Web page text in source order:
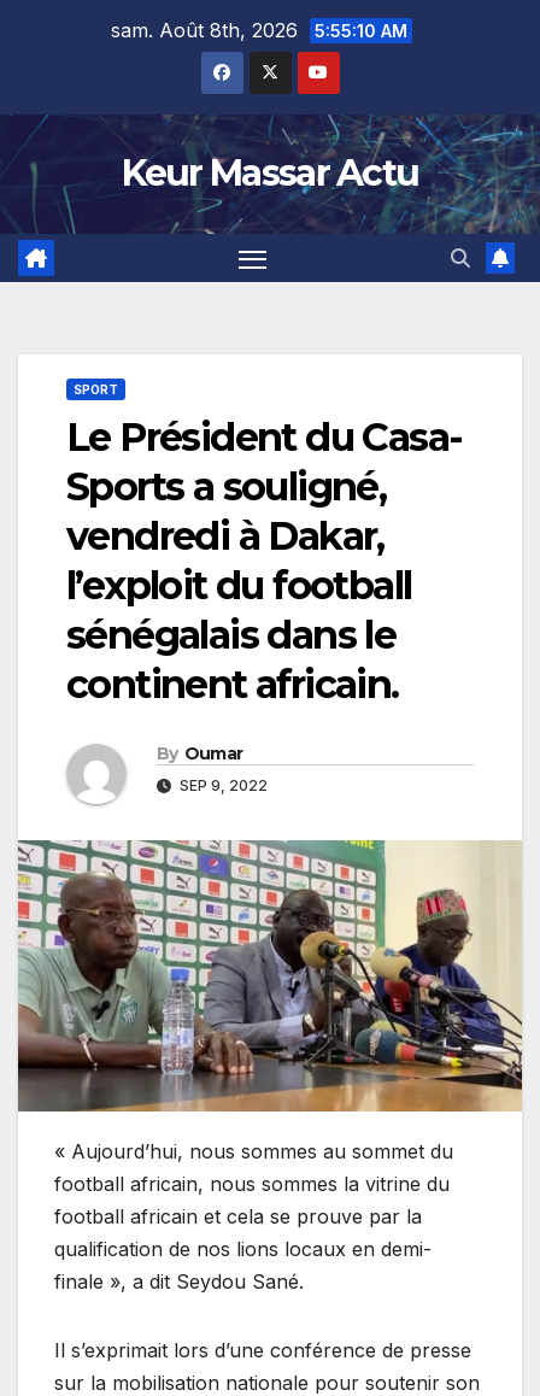
sam. Août 8th, 2026 5:55:11 AM
Keur Massar Actu
SPORT
Le Président du Casa-
Sports a souligné,
vendredi à Dakar,
l’exploit du football
sénégalais dans le
continent africain.
By Oumar
SEP 9, 2022
« Aujourd’hui, nous sommes au sommet du
football africain, nous sommes la vitrine du
football africain et cela se prouve par la
qualification de nos lions locaux en demi-
finale », a dit Seydou Sané.
Il s’exprimait lors d’une conférence de presse
sur la mobilisation nationale pour soutenir son